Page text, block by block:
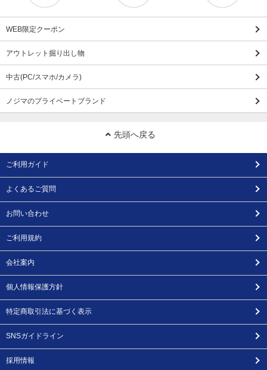
WEB限定クーポン
アウトレット掘り出し物
中古(PC/スマホ/カメラ)
ノジマのプライベートブランド
先頭へ戻る
ご利用ガイド
よくあるご質問
お問い合わせ
ご利用規約
会社案内
個人情報保護方針
特定商取引法に基づく表示
SNSガイドライン
採用情報